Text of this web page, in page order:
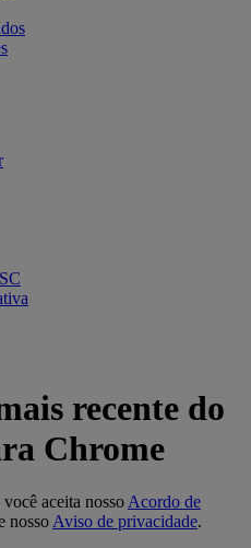
recente do
Chrome
aceita nossoAcordo de
nossoAviso de privacidade.